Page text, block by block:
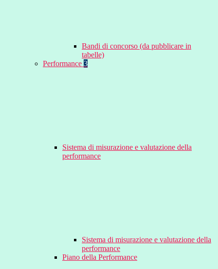
Bandi di concorso (da pubblicare in
tabelle)
Performance 3
Sistema di misurazione e valutazione della
performance
Sistema di misurazione e valutazione della
performance
Piano della Performance